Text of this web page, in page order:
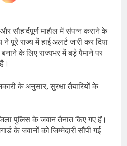
और सौहार्दपूर्ण माहौल में संपन्न कराने के
पूरे राज्य में हाई अलर्ट जारी कर दिया
बनाने के लिए राज्यभर में बड़े पैमाने पर
के अनुसार, सुरक्षा तैयारियों के
पुलिस के जवान तैनात किए गए हैं।
के जवानों को जिम्मेदारी सौंपी गई